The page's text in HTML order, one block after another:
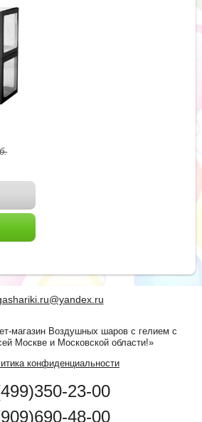
магазин Воздушных шаров с гелием с
Москве и Московской области!»
конфиденциальности
23-00
48-00